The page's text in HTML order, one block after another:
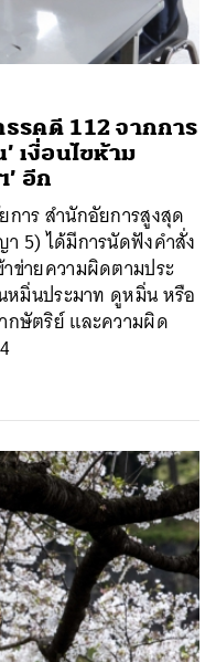
รคดี 112 จากการ
เงื่อนไขห้าม
อีก
การ สำนักอัยการสูงสุด
5) ได้มีการนัดฟังคำสั่ง
าข่ายความผิดตามประ
หมิ่นประมาท ดูหมิ่น หรือ
กษัตริย์ และความผิด